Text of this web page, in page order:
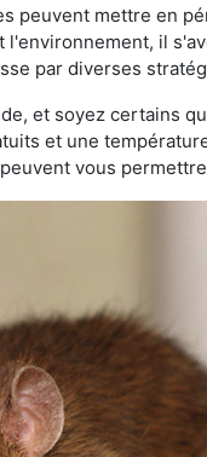
peuvent mettre en
il
par diverses
et soyez certains
et une
vous